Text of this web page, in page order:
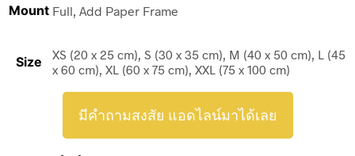
Mount Full, Add Paper Frame
Size
XS (20 x 25 cm), S (30 x 35 cm), M (40 x 50 cm), L (45
x 60 cm), XL (60 x 75 cm), XXL (75 x 100 cm)
มีคำถามสงสัย แอดไลน์มาได้เลย